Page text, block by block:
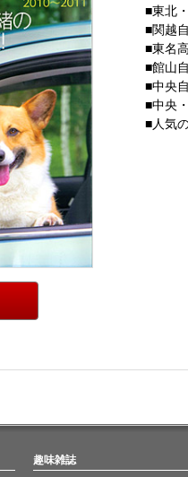
■東北
■関越
■東名
■館山
■中央
■中央
■人気
趣味雑誌